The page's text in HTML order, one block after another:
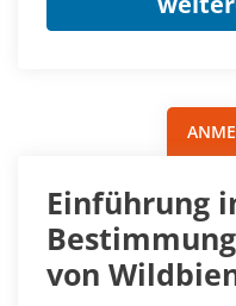
Einführung
von